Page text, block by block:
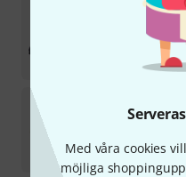
Med våra cookies
möjliga
Pure
1 090kr
4
1 555kr